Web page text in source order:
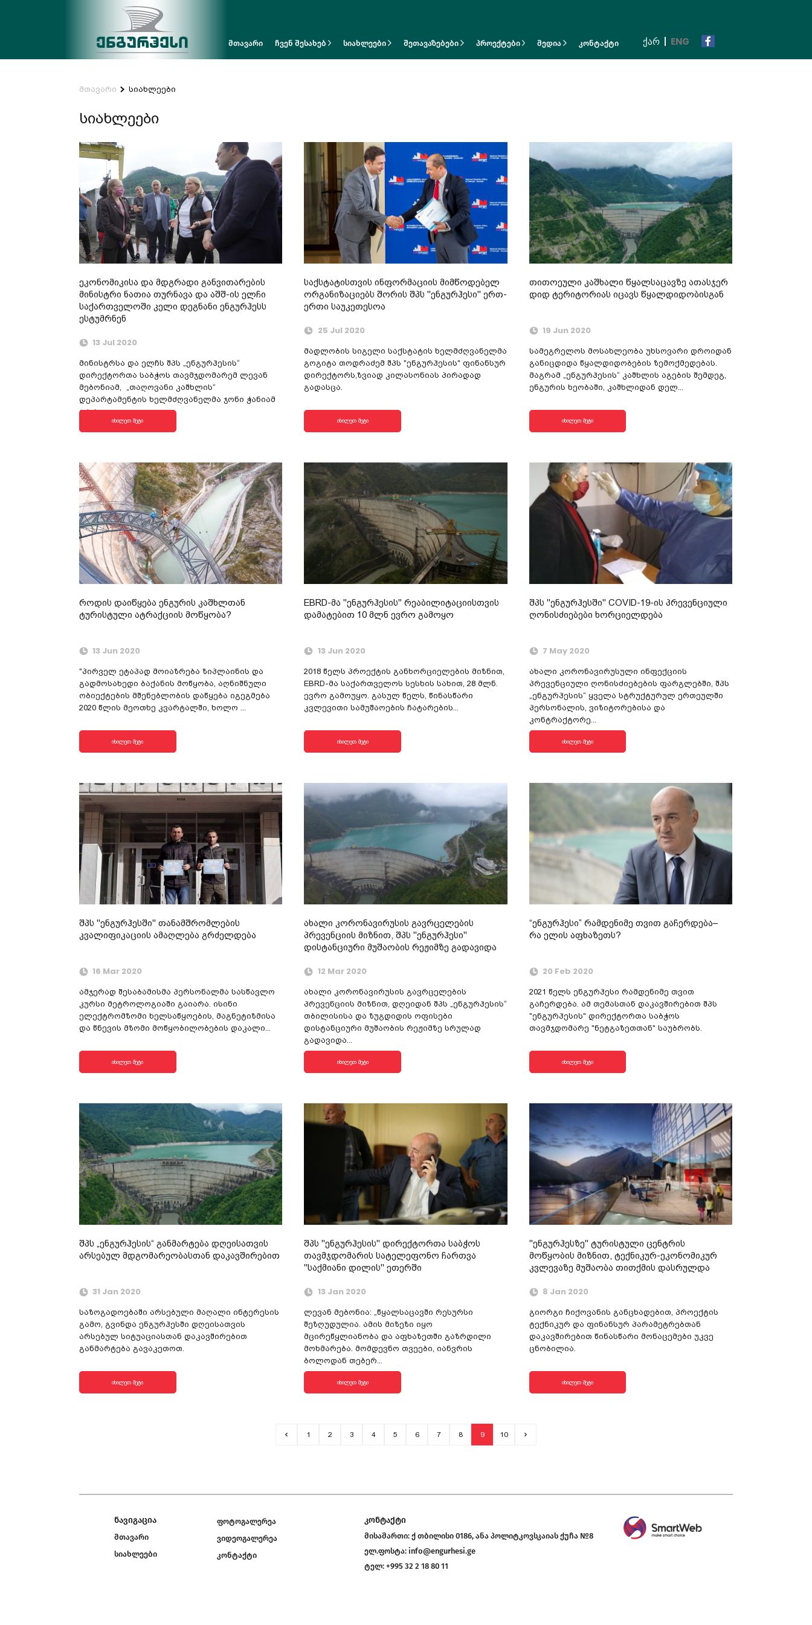
მთავარი ჩვენ შესახებ სიახლეები შეთავაზებები პროექტები მედია კონტაქტი ᲥᲐᲠ ENG
მთავარი სიახლეები
სიახლეები
ეკონომიკისა და მდგრადი განვითარების
მინისტრი ნათია თურნავა და აშშ-ის ელჩი
საქართველოში კელი დეგნანი ენგურჰესს
ესტუმრნენ
13 Jul 2020
მინისტრსა და ელჩს შპს „ენგურჰესის“
დირექტორთა საბჭოს თავმჯდომარემ ლევან
მებონიამ, „თაღოვანი კაშხლის“
დეპარტამენტის ხელმძღვანელმა ჯონი ჭანიამ
და ადგილ...
იხილეთ მეტი
საქსტატისთვის ინფორმაციის მიმწოდებელ
ორგანიზაციებს შორის შპს "ენგურჰესი" ერთ-
ერთი საუკეთესოა
25 Jul 2020
მადლობის სიგელი საქსტატის ხელმძღვანელმა
გოგიტა თოდრაძემ შპს "ენგურჰესის" ფინანსურ
დირექტორს,ზვიად კილასონიას პირადად
გადასცა.
იხილეთ მეტი
თითოეული კაშხალი წყალსაცავზე ათასჯერ
დიდ ტერიტორიას იცავს წყალდიდობისგან
19 Jun 2020
სამეგრელოს მოსახლეობა უხსოვარი დროიდან
განიცდიდა წყალდიდობების ზემოქმედებას.
მაგრამ „ენგურჰესის“ კაშხლის აგების შემდეგ,
ენგურის ხეობაში, კაშხლიდან დელ...
იხილეთ მეტი
როდის დაიწყება ენგურის კაშხლთან
ტურისტული ატრაქციის მოწყობა?
13 Jun 2020
"პირველ ეტაპად მოიაზრება ზიპლაინის და
გადმოსახედი ბაქანის მოწყობა, აღნიშნული
ობიექტების მშენებლობის დაწყება იგეგმება
2020 წლის მეოთხე კვარტალში, ხოლო ...
იხილეთ მეტი
EBRD-მა "ენგურჰესის" რეაბილიტაციისთვის
დამატებით 10 მლნ ევრო გამოყო
13 Jun 2020
2018 წელს პროექტის განხორციელების მიზნით,
EBRD-მა საქართველოს სესხის სახით, 28 მლნ.
ევრო გამოუყო. გასულ წელს, წინასწარი
კვლევითი სამუშაოების ჩატარების...
იხილეთ მეტი
შპს "ენგურჰესში" COVID-19-ის პრევენციული
ღონისძიებები ხორციელდება
7 May 2020
ახალი კორონავირუსული ინფექციის
პრევენციული ღონისძიებების ფარგლებში, შპს
„ენგურჰესის“ ყველა სტრუქტურულ ერთეულში
პერსონალის, ვიზიტორებისა და
კონტრაქტორე...
იხილეთ მეტი
შპს "ენგურჰესში" თანამშრომლების
კვალიფიკაციის ამაღლება გრძელდება
16 Mar 2020
ამჯერად შესაბამისმა პერსონალმა სასწავლო
კურსი მეტროლოგიაში გაიარა. ისინი
ელექტრომზომი ხელსაწყოების, მაგნეტიზმისა
და წნევის მზომი მოწყობილობების დაკალი...
იხილეთ მეტი
ახალი კორონავირუსის გავრცელების
პრევენციის მიზნით, შპს "ენგურჰესი"
დისტანციური მუშაობის რეჟიმზე გადავიდა
12 Mar 2020
ახალი კორონავირუსის გავრცელების
პრევენციის მიზნით, დღეიდან შპს „ენგურჰესის“
თბილისისა და ზუგდიდის ოფისები
დისტანციური მუშაობის რეჟიმზე სრულად
გადავიდა...
იხილეთ მეტი
“ენგურჰესი” რამდენიმე თვით გაჩერდება–
რა ელის აფხაზეთს?
20 Feb 2020
2021 წელს ენგურჰესი რამდენიმე თვით
გაჩერდება. ამ თემასთან დაკავშირებით შპს
"ენგურჰესის" დირექტორთა საბჭოს
თავმჯდომარე "ნეტგაზეთთან" საუბრობს.
იხილეთ მეტი
შპს „ენგურჰესის“ განმარტება დღეისათვის
არსებულ მდგომარეობასთან დაკავშირებით
31 Jan 2020
საზოგადოებაში არსებული მაღალი ინტერესის
გამო, გვინდა ენგურჰესში დღეისათვის
არსებულ სიტუაციასთან დაკავშირებით
განმარტება გავაკეთოთ.
იხილეთ მეტი
შპს "ენგურჰესის" დირექტორთა საბჭოს
თავმჯდომარის სატელეფონო ჩართვა
"საქმიანი დილის" ეთერში
13 Jan 2020
ლევან მებონია: „წყალსაცავში რესურსი
შეზღუდულია. ამის მიზეზი იყო
მცირეწყლიანობა და აფხაზეთში გაზრდილი
მოხმარება. მომდევნო თვეები, იანვრის
ბოლოდან თებერ...
იხილეთ მეტი
"ენგურჰესზე" ტურისტული ცენტრის
მოწყობის მიზნით, ტექნიკურ-ეკონომიკურ
კვლევაზე მუშაობა თითქმის დასრულდა
8 Jan 2020
გიორგი ჩიქოვანის განცხადებით, პროექტის
ტექნიკურ და ფინანსურ პარამეტრებთან
დაკავშირებით წინასწარი მონაცემები უკვე
ცნობილია.
იხილეთ მეტი
1 2 3 4 5 6 7 8 9 10
ნავიგაცია
მთავარი
სიახლეები
ფოტოგალერეა
ვიდეოგალერეა
კონტაქტი
კონტაქტი
მისამართი: ქ თბილისი 0186, ანა პოლიტკოვსკაიას ქუჩა №8
ელ.ფოსტა: info@engurhesi.ge
ტელ: +995 32 2 18 80 11